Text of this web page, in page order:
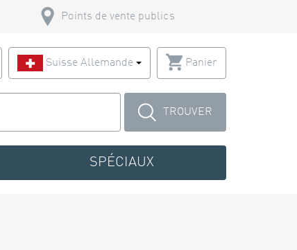
Points de vente publics
Suisse Allemande Panier
TROUVER
SPÉCIAUX